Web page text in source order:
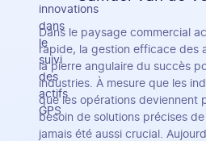
Dans le paysage commercial
rapide, la gestion efficace des
la pierre angulaire du succès
industries. À mesure que les
que les opérations deviennent
besoin de solutions précises
jamais été aussi crucial.